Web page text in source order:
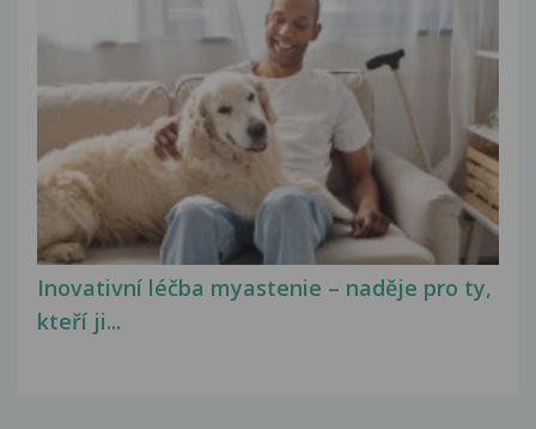
Inovativní léčba myastenie – naděje pro ty,
kteří ji...